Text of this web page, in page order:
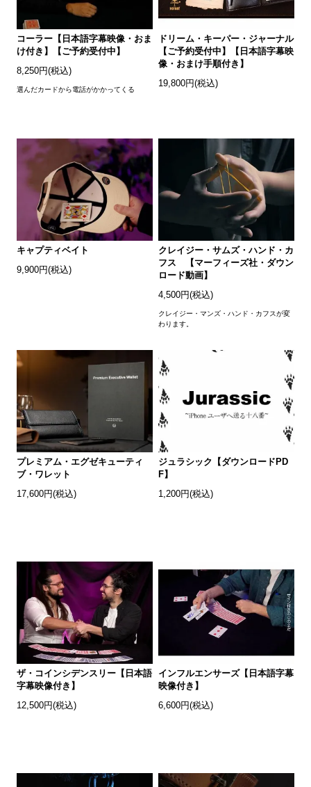
コーラー【日本語字幕映像・おま
け付き】【ご予約受付中】
8,250円(税込)
選んだカードから電話がかかってくる
ドリーム・キーパー・ジャーナル
【ご予約受付中】【日本語字幕映
像・おまけ手順付き】
19,800円(税込)
キャプティベイト
9,900円(税込)
クレイジー・サムズ・ハンド・カ
フス 【マーフィーズ社・ダウン
ロード動画】
4,500円(税込)
クレイジー・マンズ・ハンド・カフスが変
わります。
プレミアム・エグゼキューティ
ブ・ワレット
17,600円(税込)
ジュラシック【ダウンロードPD
F】
1,200円(税込)
ザ・コインシデンスリー【日本語
字幕映像付き】
12,500円(税込)
インフルエンサーズ【日本語字幕
映像付き】
6,600円(税込)